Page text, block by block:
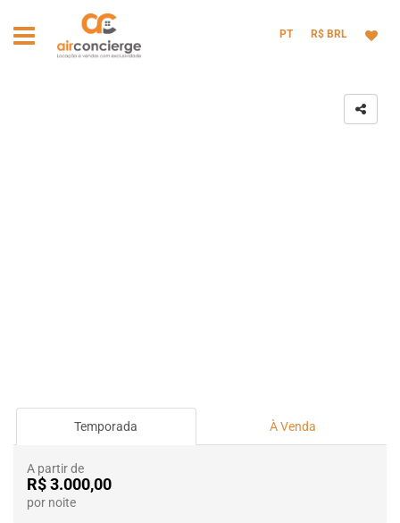
PT R$ BRL
Temporada À Venda
A partir de
R$ 3.000,00
por noite